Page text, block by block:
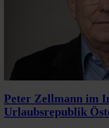
Peter Zellmann im
Urlaubsrepublik